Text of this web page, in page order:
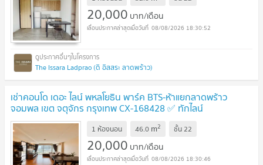
20,000 บาท/เดือน
08/08/2026 18:30:52
The Issara Ladprao (ดิ อิสสระ ลาดพร้าว)
เช่าคอนโด เดอะ ไลน์ พหลโยธิน พาร์ค BTS-ห้าแยกลาดพร้าว
จอมพล เขต จตุจักร กรุงเทพ CX-168428 ✅ ทักไลน์
@connexproperty ตอบทันที ทีมงานมืออาชีพ ✅
1 ห้องนอน 46.0 m2 ชั้น22
20,000 บาท/เดือน
08/08/2026 18:30:46